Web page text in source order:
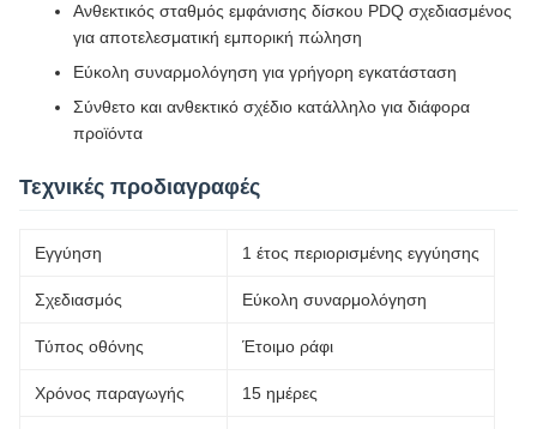
Ανθεκτικός σταθμός εμφάνισης δίσκου PDQ σχεδιασμένος
για αποτελεσματική εμπορική πώληση
Εύκολη συναρμολόγηση για γρήγορη εγκατάσταση
Σύνθετο και ανθεκτικό σχέδιο κατάλληλο για διάφορα
προϊόντα
Τεχνικές προδιαγραφές
Εγγύηση 1 έτος περιορισμένης εγγύησης
Σχεδιασμός Εύκολη συναρμολόγηση
Τύπος οθόνης Έτοιμο ράφι
Χρόνος παραγωγής 15 ημέρες